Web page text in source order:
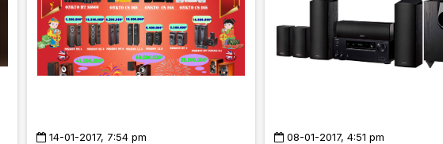
14-01-2017, 7:54 pm 08-01-2017, 4:51 pm